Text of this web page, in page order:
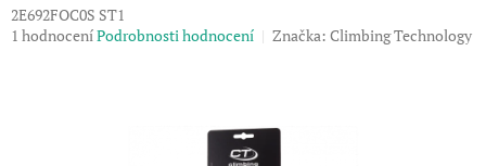
2E692FOC0S ST1
Průměrné
1 hodnoceníPodrobnosti hodnocení Značka: Climbing Technology